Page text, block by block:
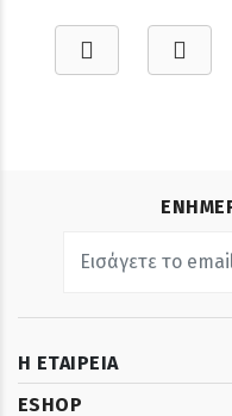
Η ΕΤΑΙΡΕΙΑ
ESHOP